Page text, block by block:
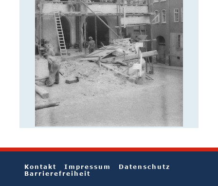
Kontakt Impressum
Datenschutz
Barrierefreiheit